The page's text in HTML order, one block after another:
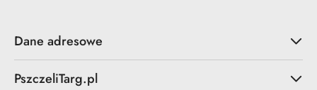
Dane adresowe
PszczeliTarg.pl